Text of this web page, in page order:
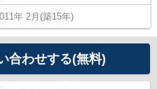
年 2月(築15年)
合わせする(無料)